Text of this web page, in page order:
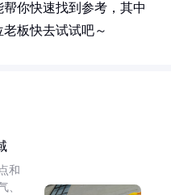
你快速找到参考，其中
板快去试试吧～
和
、